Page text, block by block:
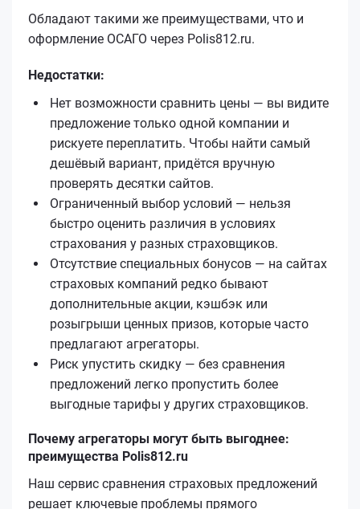
Обладают такими же преимуществами, что и
оформление ОСАГО через Polis812.ru.
Недостатки:
Нет возможности сравнить цены — вы видите
предложение только одной компании и
рискуете переплатить. Чтобы найти самый
дешёвый вариант, придётся вручную
проверять десятки сайтов.
Ограниченный выбор условий — нельзя
быстро оценить различия в условиях
страхования у разных страховщиков.
Отсутствие специальных бонусов — на сайтах
страховых компаний редко бывают
дополнительные акции, кэшбэк или
розыгрыши ценных призов, которые часто
предлагают агрегаторы.
Риск упустить скидку — без сравнения
предложений легко пропустить более
выгодные тарифы у других страховщиков.
Почему агрегаторы могут быть выгоднее:
преимущества Polis812.ru
Наш сервис сравнения страховых предложений
решает ключевые проблемы прямого